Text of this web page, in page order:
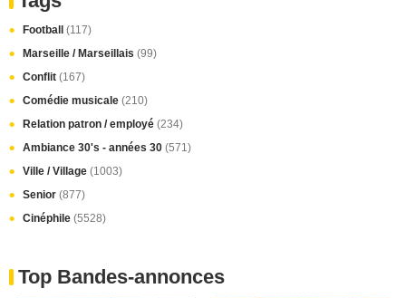
Football (117)
Marseille / Marseillais (99)
Conflit (167)
Comédie musicale (210)
Relation patron / employé (234)
Ambiance 30's - années 30 (571)
Ville / Village (1003)
Senior (877)
Cinéphile (5528)
Top Bandes-annonces